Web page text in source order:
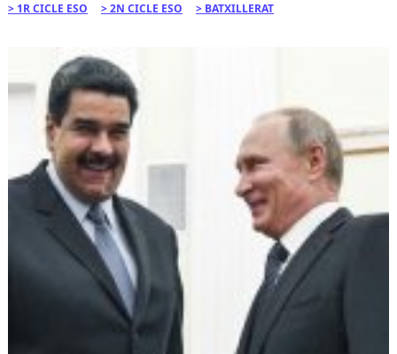
1R CICLE ESO 2N CICLE ESO BATXILLERAT